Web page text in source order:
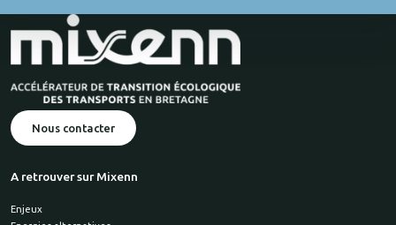
Nous contacter
A retrouver sur Mixenn
Enjeux